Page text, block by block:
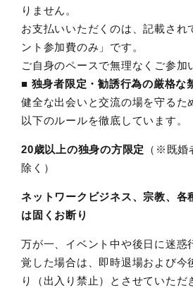
りません。
お支払いいただくのは、記載され
ント参加費のみ」です。
ご自身のペースで無理なくご参加
■ 独身者限定・勧誘行為の厳格な
健全な出会いと交流の場を守るた
以下のルールを徹底しています。
20歳以上の独身の方限定
（※既婚
除く）
ネットワークビジネス、宗教、各
は固くお断り
万が一、イベント中や後日に迷惑
覚した場合は、即時退場および今
り（出入り禁止）とさせていただ